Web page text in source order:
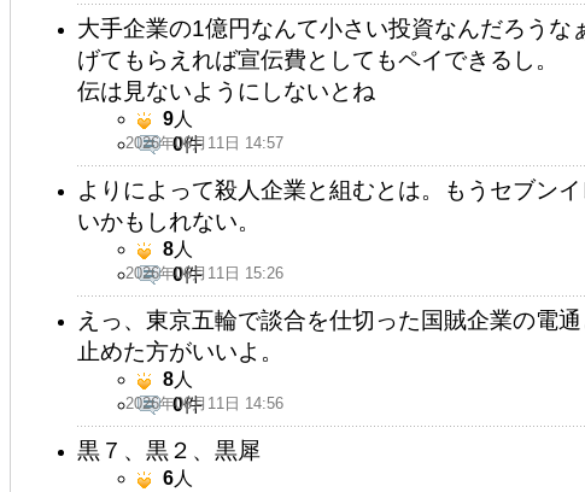
大手企業の1億円なんて小さい投資なんだろう
げてもらえれば宣伝費としてもペイできるし。
伝は見ないようにしないとね
2026年06月11日 14:57
9人
0件
よりによって殺人企業と組むとは。もうセブン
いかもしれない。
2026年06月11日 15:26
8人
0件
えっ、東京五輪で談合を仕切った国賊企業の電
止めた方がいいよ。
2026年06月11日 14:56
8人
0件
黒７、黒２、黒犀
6人